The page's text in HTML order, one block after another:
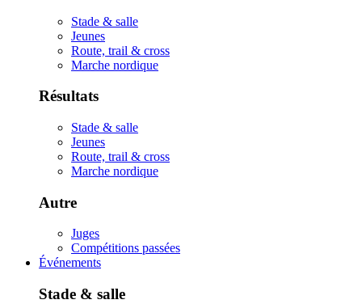
Stade & salle
Jeunes
Route, trail & cross
Marche nordique
Résultats
Stade & salle
Jeunes
Route, trail & cross
Marche nordique
Autre
Juges
Compétitions passées
Événements
Stade & salle